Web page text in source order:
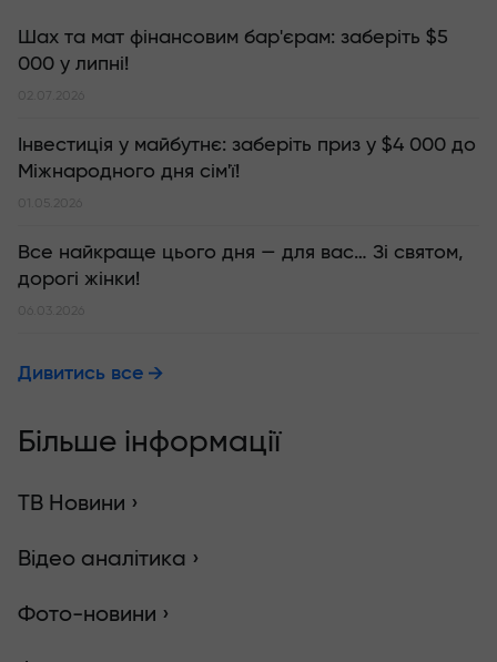
Шах та мат фінансовим бар'єрам: заберіть $5
000 у липні!
02.07.2026
Інвестиція у майбутнє: заберіть приз у $4 000 до
Міжнародного дня сім'ї!
01.05.2026
Все найкраще цього дня — для вас… Зі святом,
дорогі жінки!
06.03.2026
Дивитись все
Більше інформації
ТВ Новини ›
Відео аналітика ›
Фото-новини ›